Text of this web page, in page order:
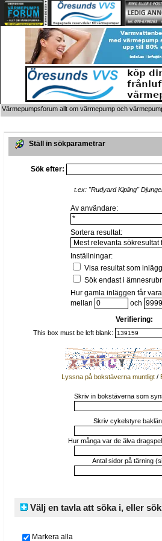
Värmepumpsforum allt om värmepump och
Ställ in sökparametrar
Sök efter:
t.ex:"Rudyard Kipling"
Av användare:
Sortera resultat:
Inställningar:
Visa resultat som inlägg
Sök endast i
Hur gamla inläggen får
mellan
och
Verifiering:
This box must be left blank:
Lyssna på bokstäverna muntligt/
Skriv in bokstäverna som
Skriv cykelstyre
Hur många var de älva
Antal sidor på tärning
Välj en tavla att söka i, eller
Markera alla